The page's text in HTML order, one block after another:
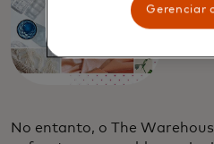
No entanto, o The
Gerenciar